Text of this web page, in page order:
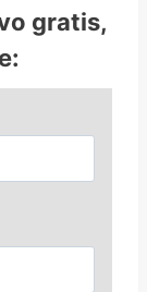
gratis,